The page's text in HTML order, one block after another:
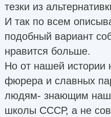
тезки из
И так по всем
подобный вариант
нравится больше.
Но от нашей истории
фюрера и славных
людям- знающим
школы СССР, а не